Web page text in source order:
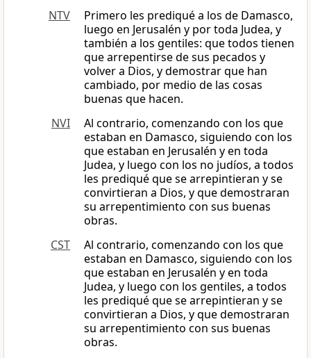
NTV
Primero les prediqué a los de Damasco,
luego en Jerusalén y por toda Judea, y
también a los gentiles: que todos tienen
que arrepentirse de sus pecados y
volver a Dios, y demostrar que han
cambiado, por medio de las cosas
buenas que hacen.
NVI
Al contrario, comenzando con los que
estaban en Damasco, siguiendo con los
que estaban en Jerusalén y en toda
Judea, y luego con los no judíos, a todos
les prediqué que se arrepintieran y se
convirtieran a Dios, y que demostraran
su arrepentimiento con sus buenas
obras.
CST
Al contrario, comenzando con los que
estaban en Damasco, siguiendo con los
que estaban en Jerusalén y en toda
Judea, y luego con los gentiles, a todos
les prediqué que se arrepintieran y se
convirtieran a Dios, y que demostraran
su arrepentimiento con sus buenas
obras.